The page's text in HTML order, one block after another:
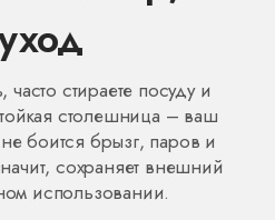
стираете посуду и
столешница – ваш
боится брызг, паров и
сохраняет внешний
использовании.